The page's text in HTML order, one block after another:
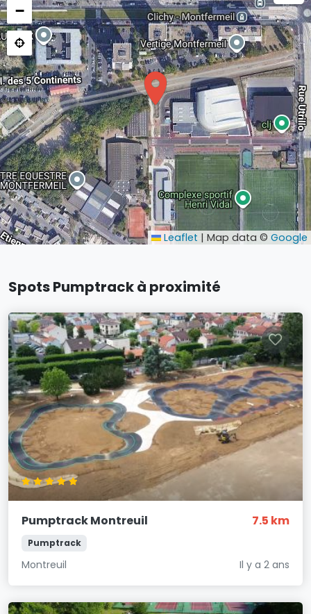
−
Leaflet | Map data © Google
Spots Pumptrack à proximité
Pumptrack Montreuil 7.5 km
Pumptrack
Montreuil Il y a 2 ans